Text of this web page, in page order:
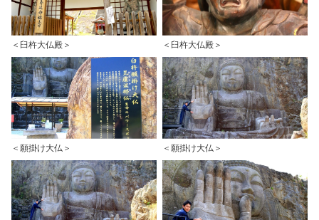
＜臼杵大仏殿＞ ＜臼杵大仏殿＞
＜願掛け大仏＞ ＜願掛け大仏＞